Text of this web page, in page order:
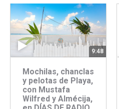
Facebook
Twitter
9:48
Mochilas, chanclas
y pelotas de Playa,
con Mustafa
Wilfred y Almécija,